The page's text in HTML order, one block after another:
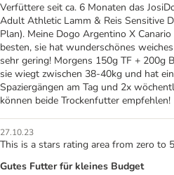
Verfüttere seit ca. 6 Monaten das
Adult Athletic Lamm & Reis Sensitive
Plan). Meine Dogo Argentino X
besten, sie hat wunderschönes
sehr gering! Morgens 150g TF + 200g
sie wiegt zwischen 38-40kg und hat
Spaziergängen am Tag und 2x
können beide Trockenfutter empfehlen!
27.10.23
This is a stars rating area from zero to
Gutes Futter für kleines Budget